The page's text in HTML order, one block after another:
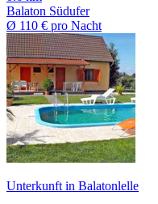
Balaton Südufer
Ø 110 € pro Nacht
Unterkunft in Balatonlelle